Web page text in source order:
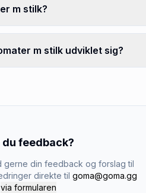
m stilk?
m stilk udviklet sig?
du feedback?
gerne din feedback og forslag til
direkte til goma@goma.gg
via formularen